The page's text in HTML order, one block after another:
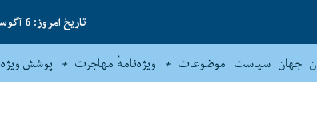
تاریخ امروز: 6 آگوست 2026
جهان سیاست موضوعات ویژه‌نامهٔ مهاجرت پوشش ویژه